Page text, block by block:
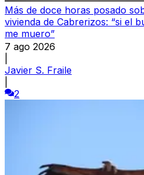
Más de doce horas posado
vivienda de Cabrerizos: “si el
me muero”
7 ago 2026
Javier S. Fraile
2